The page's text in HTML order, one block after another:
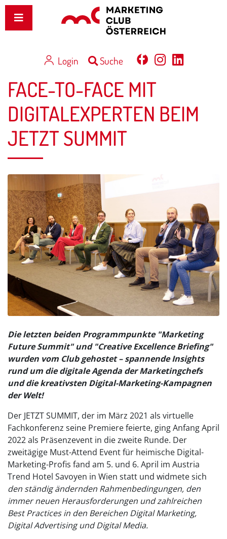
Login Suche
FACE-TO-FACE MIT
DIGITALEXPERTEN BEIM
JETZT SUMMIT
Die letzten beiden Programmpunkte "Marketing
Future Summit" und "Creative Excellence Briefing"
wurden vom Club gehostet – spannende Insights
rund um die digitale Agenda der Marketingchefs
und die kreativsten Digital-Marketing-Kampagnen
der Welt!
Der JETZT SUMMIT, der im März 2021 als virtuelle
Fachkonferenz seine Premiere feierte, ging Anfang April
2022 als Präsenzevent in die zweite Runde. Der
zweitägige Must-Attend Event für heimische Digital-
Marketing-Profis fand am 5. und 6. April im Austria
Trend Hotel Savoyen in Wien statt und widmete sich
den ständig ändernden Rahmenbedingungen, den
immer neuen Herausforderungen und zahlreichen
Best Practices in den Bereichen Digital Marketing,
Digital Advertising und Digital Media.